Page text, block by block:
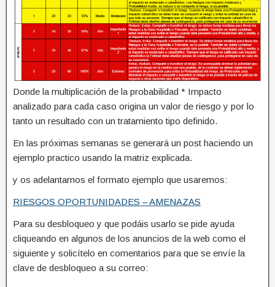
Donde la multiplicación de la probabilidad * Impacto
analizado para cada caso origina un valor de riesgo y por lo
tanto un resultado con un tratamiento tipo definido.
En las próximas semanas se generará un post haciendo un
ejemplo practico usando la matriz explicada.
y os adelantamos el formato ejemplo que usaremos:
RIESGOS OPORTUNIDADES – AMENAZAS
Para su desbloqueo y que podáis usarlo se pide ayuda
cliqueando en algunos de los anuncios de la web como el
siguiente y solicítelo en comentarios para que se envíe la
clave de desbloqueo a su correo: